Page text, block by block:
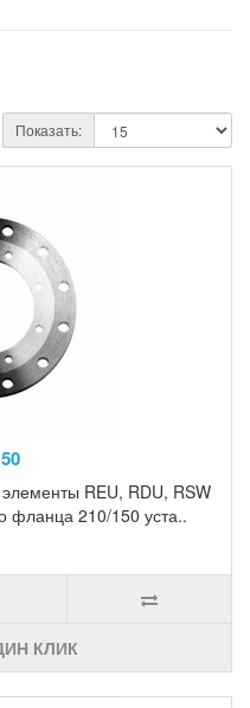
Показать:
REU, RDU, RSW
фланца 210/150 уста..
КЛИК